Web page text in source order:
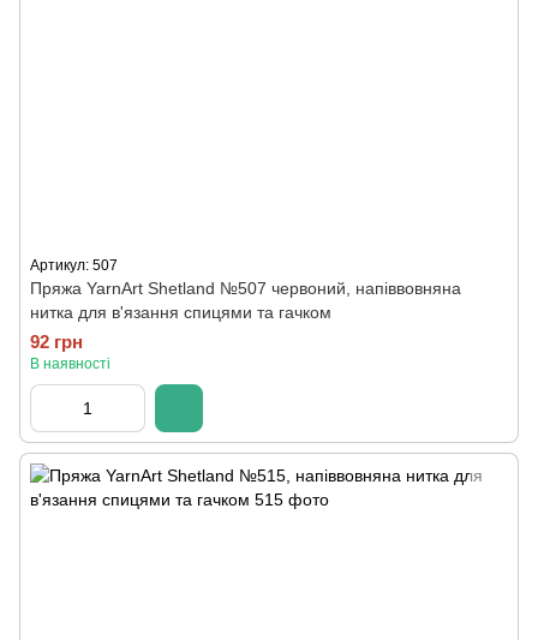
Артикул: 507
Пряжа YarnArt Shetland №507 червоний, напіввовняна
нитка для в'язання спицями та гачком
92 грн
В наявності